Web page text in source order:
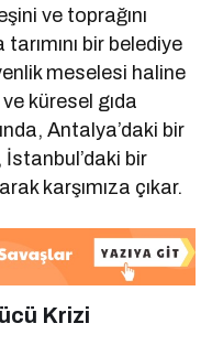
ve toprağını
bir belediye
meselesi haline
küresel gıda
Antalya’daki bir
bir
karşımıza çıkar.
Krizi